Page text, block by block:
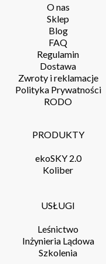
O nas
Sklep
Blog
FAQ
Regulamin
Dostawa
Zwroty i reklamacje
Polityka Prywatności
RODO
PRODUKTY
ekoSKY 2.0
Koliber
USŁUGI
Leśnictwo
Inżynieria Lądowa
Szkolenia